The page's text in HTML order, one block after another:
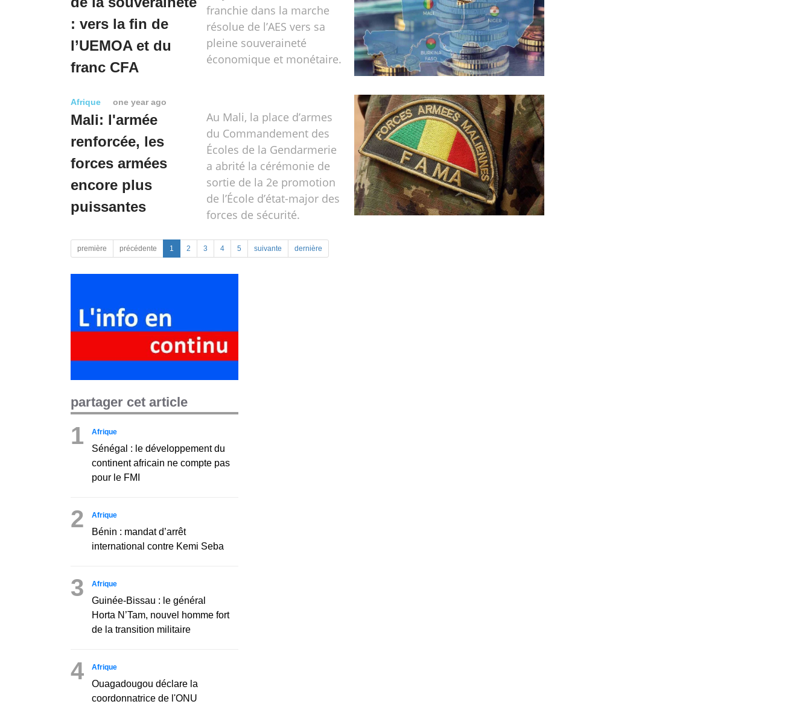
: vers la fin de
l’UEMOA et du
franc CFA
franchie dans la marche
résolue de l’AES vers sa
pleine souveraineté
économique et monétaire.
Afrique one year ago
Mali: l'armée
renforcée, les
forces armées
encore plus
puissantes
Au Mali, la place d’armes
du Commandement des
Écoles de la Gendarmerie
a abrité la cérémonie de
sortie de la 2e promotion
de l’École d’état-major des
forces de sécurité.
première précédente 1 2 3 4 5 suivante dernière
partager cet article
1 Afrique
Sénégal : le développement du
continent africain ne compte pas
pour le FMI
2 Afrique
Bénin : mandat d’arrêt
international contre Kemi Seba
3 Afrique
Guinée-Bissau : le général
Horta N’Tam, nouvel homme fort
de la transition militaire
4 Afrique
Ouagadougou déclare la
coordonnatrice de l'ONU